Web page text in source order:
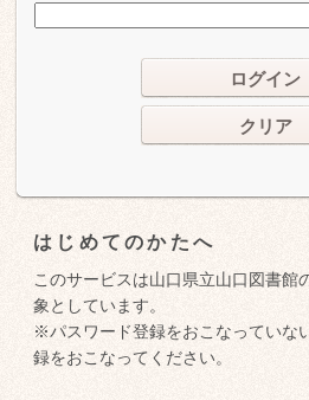
ログイン
クリア
はじめてのかたへ
このサービスは山口県立山口図書館
象としています。
※パスワード登録をおこなっていな
録をおこなってください。